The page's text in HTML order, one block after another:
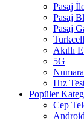
Pasaj
Pasaj
Pasaj
Akıllı
5G
Hız
Popüler
Cep